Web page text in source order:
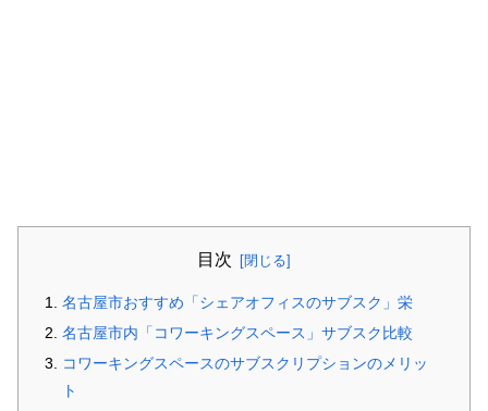
目次
名古屋市おすすめ「シェアオフィスのサブスク」栄
名古屋市内「コワーキングスペース」サブスク比較
コワーキングスペースのサブスクリプションのメリッ
ト